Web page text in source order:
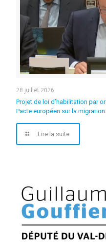
28 juillet 2026
Projet de loi d’habilitation par
Pacte européen sur la migration
Lire la suite